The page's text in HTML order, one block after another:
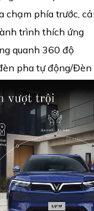
chạm phía trước,
trình thích ứng
quanh 360 độ
pha tự động/